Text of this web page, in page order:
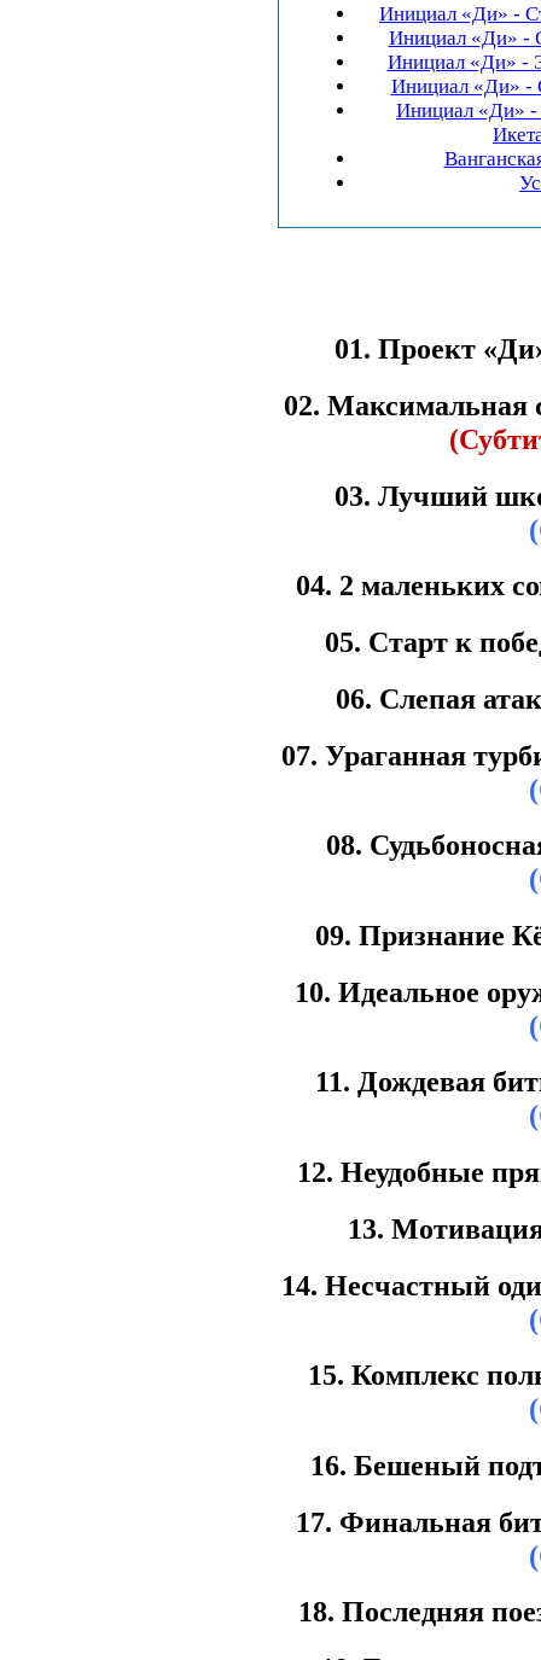
Инициал «Ди» -
Инициал «Ди» -
Инициал «Ди» -
Инициал «Ди» -
Инициал «Ди» -
01. Проект
02. Максимальная
03. Лучший
04. 2 маленьких
05. Старт к
06. Слепая
07. Ураганная
08.
09. Признание
10. Идеальное
11. Дождевая
12. Неудобные
13.
14. Несчастный
15. Комплекс
16. Бешеный
17. Финальная
18. Последняя